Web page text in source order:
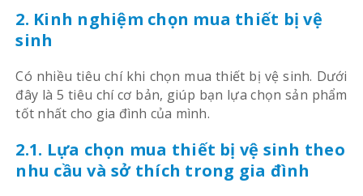
2. Kinh nghiệm chọn mua thiết bị vệ
sinh
Có nhiều tiêu chí khi chọn mua thiết bị vệ sinh. Dưới
đây là 5 tiêu chí cơ bản, giúp bạn lựa chọn sản phẩm
tốt nhất cho gia đình của mình.
2.1. Lựa chọn mua thiết bị vệ sinh theo
nhu cầu và sở thích trong gia đình